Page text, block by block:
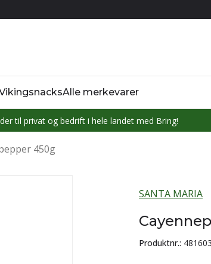
Alle merkevarer
til privat og bedrift i hele landet med Bring!
450g
SANTA MARIA
Produktnr.: